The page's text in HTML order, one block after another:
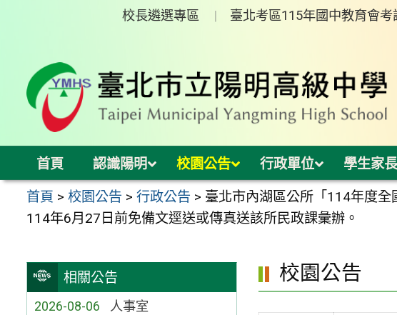
校長遴選專區 臺北考區115年國中教育會考
首頁 認識陽明 校園公告 行政單位 學生家
首頁 >校園公告 >行政公告 > 臺北市內湖區公所「114年度
114年6月27日前免備文逕送或傳真送該所民政課彙辦。
相關公告
2026-08-06 人事室
校園公告